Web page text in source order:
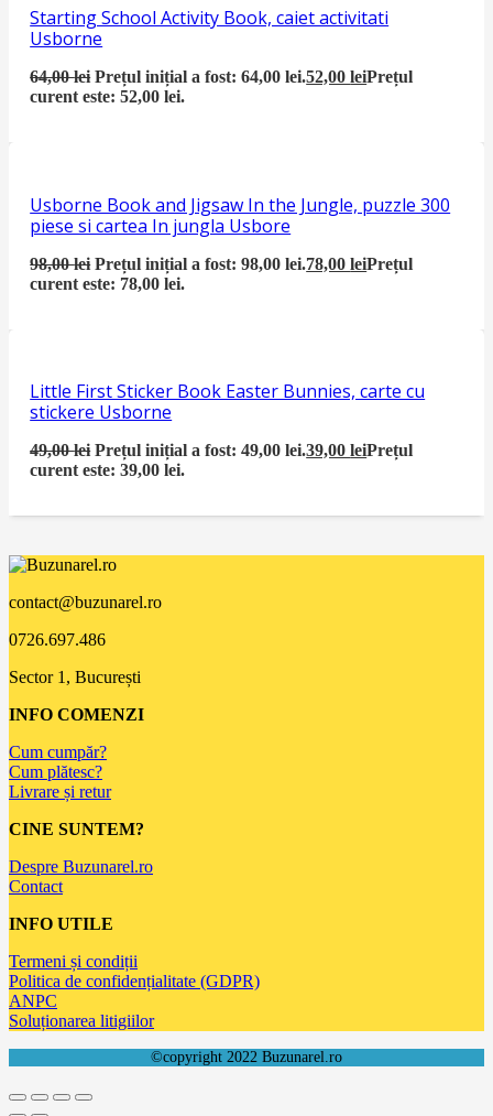
Starting School Activity Book, caiet activitati
Usborne
64,00lei Prețul inițial a fost: 64,00 lei.52,00leiPrețul
curent este: 52,00 lei.
Usborne Book and Jigsaw In the Jungle, puzzle 300
piese si cartea In jungla Usbore
98,00lei Prețul inițial a fost: 98,00 lei.78,00leiPrețul
curent este: 78,00 lei.
Little First Sticker Book Easter Bunnies, carte cu
stickere Usborne
49,00lei Prețul inițial a fost: 49,00 lei.39,00leiPrețul
curent este: 39,00 lei.
contact@buzunarel.ro
0726.697.486
Sector 1, București
INFO COMENZI
Cum cumpăr?
Cum plătesc?
Livrare și retur
CINE SUNTEM?
Despre Buzunarel.ro
Contact
INFO UTILE
Termeni și condiții
Politica de confidențialitate (GDPR)
ANPC
Soluționarea litigiilor
©copyright 2022 Buzunarel.ro